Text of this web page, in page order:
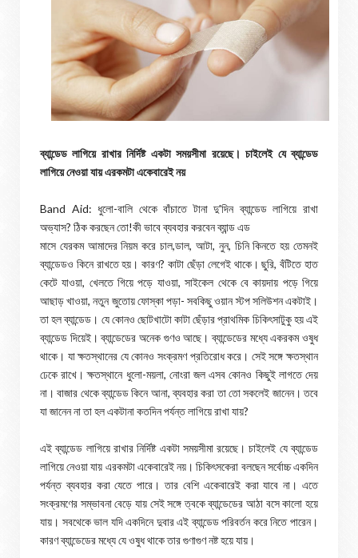
ব্যান্ডেড লাগিয়ে রাখার নির্দিষ্ট একটা সময়সীমা রয়েছে। চাইলেই যে ব্যান্ডেড
লাগিয়ে নেওয়া যায় এরকমটা একেবারেই নয়
Band Aid: ধুলো-বালি থেকে বাঁচাতে টানা দু'দিন ব্যান্ডেড লাগিয়ে রাখা
অভ্যাস? ঠিক করছেন তো!কী ভাবে ব্যবহার করবেন ব্যান্ড এড
মাসে যেরকম আমাদের নিয়ম করে চাল,ডাল, আটা, নুন, চিনি কিনতে হয় তেমনই
ব্যান্ডেডও কিনে রাখতে হয়। কারণ? কাটা ছেঁড়া লেগেই থাকে। ছুরি, বঁটিতে হাত
কেটে যাওয়া, খেলতে গিয়ে পড়ে যাওয়া, সাইকেল থেকে বে কায়দায় পড়ে গিয়ে
আছাড় খাওয়া, নতুন জুতোয় ফোস্কা পড়া- সবকিছু ওয়ান স্টপ সলিউশন একটাই।
তা হল ব্যান্ডেড। যে কোনও ছোটখাটো কাটা ছেঁড়ার প্রাথমিক চিকিৎসাটুকু হয় এই
ব্যান্ডেড দিয়েই। ব্যান্ডেডের অনেক গুণও আছে। ব্যান্ডেডের মধ্যে একরকম ওষুধ
থাকে। যা ক্ষতস্থানের যে কোনও সংক্রমণ প্রতিরোধ করে। সেই সঙ্গে ক্ষতস্থান
ঢেকে রাখে। ক্ষতস্থানে ধুলো-ময়লা, নোংরা জল এসব কোনও কিছুই লাগতে দেয়
না। বাজার থেকে ব্যান্ডেড কিনে আনা, ব্যবহার করা তা তো সকলেই জানেন। তবে
যা জানেন না তা হল একটানা কতদিন পর্যন্ত লাগিয়ে রাখা যায়?
এই ব্যান্ডেড লাগিয়ে রাখার নির্দিষ্ট একটা সময়সীমা রয়েছে। চাইলেই যে ব্যান্ডেড
লাগিয়ে নেওয়া যায় এরকমটা একেবারেই নয়। চিকিৎসকেরা বলছেন সর্বোচ্চ একদিন
পর্যন্ত ব্যবহার করা যেতে পারে। তার বেশি একেবারেই করা যাবে না। এতে
সংক্রমণের সম্ভাবনা বেড়ে যায় সেই সঙ্গে ত্বকে ব্যান্ডেডের আঠা বসে কালো হয়ে
যায়। সবথেকে ভাল যদি একদিনে দুবার এই ব্যান্ডেড পরিবর্তন করে নিতে পারেন।
কারণ ব্যান্ডেডের মধ্যে যে ওষুধ থাকে তার গুণাগুণ নষ্ট হয়ে যায়।